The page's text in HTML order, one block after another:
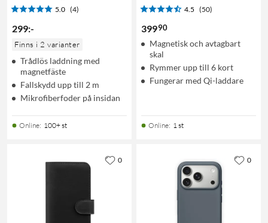
5.0 (4)
299:-
Finns i 2 varianter
Trådlös laddning med
magnetfäste
Fallskydd upp till 2 m
Mikrofiberfoder på insidan
Online: 100+ st
4.5 (50)
39990
Magnetisk och avtagbart
skal
Rymmer upp till 6 kort
Fungerar med Qi-laddare
Online: 1 st
0 0